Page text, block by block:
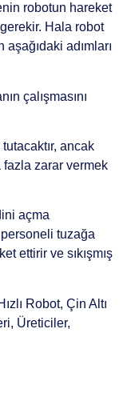
robotun hareket
Hala robot
aşağıdaki adımları
çalışmasını
ancak
zarar vermek
açma
tuzağa
ettirir ve sıkışmış
Robot, Çin Altı
Üreticiler,